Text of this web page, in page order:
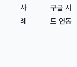
사
례
구글 시
트 연동